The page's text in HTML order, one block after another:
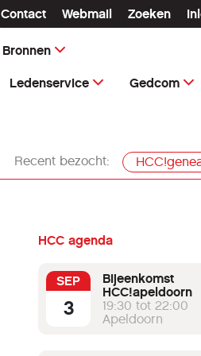
Contact Webmail Zoeken
Bronnen
Ledenservice Gedcom
Recent bezocht:
HCC agenda
SEP
3
Bijeenkomst
HCC!apeldoorn
19:30 tot 22:00
Apeldoorn